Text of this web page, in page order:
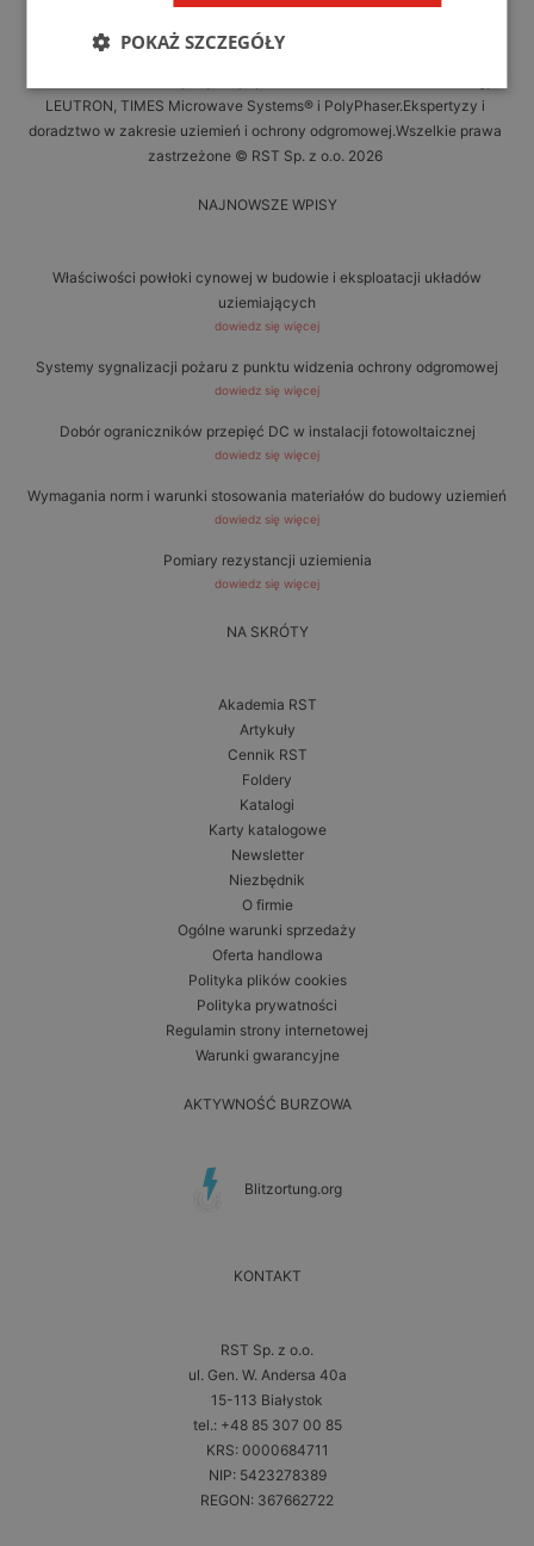
LEUTRON, TIMES Microwave Systems® i PolyPhaser.Ekspertyzy i
doradztwo w zakresie uziemień i ochrony odgromowej.Wszelkie prawa
zastrzeżone © RST Sp. z o.o. 2026
NAJNOWSZE WPISY
Właściwości powłoki cynowej w budowie i eksploatacji układów
uziemiających
dowiedz się więcej
Systemy sygnalizacji pożaru z punktu widzenia ochrony odgromowej
dowiedz się więcej
Dobór ograniczników przepięć DC w instalacji fotowoltaicznej
dowiedz się więcej
Wymagania norm i warunki stosowania materiałów do budowy uziemień
dowiedz się więcej
Pomiary rezystancji uziemienia
dowiedz się więcej
NA SKRÓTY
Akademia RST
Artykuły
Cennik RST
Foldery
Katalogi
Karty katalogowe
Newsletter
Niezbędnik
O firmie
Ogólne warunki sprzedaży
Oferta handlowa
Polityka plików cookies
Polityka prywatności
Regulamin strony internetowej
Warunki gwarancyjne
AKTYWNOŚĆ BURZOWA
Blitzortung.org
KONTAKT
RST Sp. z o.o.
ul. Gen. W. Andersa 40a
15-113 Białystok
tel.: +48 85 307 00 85
KRS: 0000684711
NIP: 5423278389
REGON: 367662722
POKAŻ SZCZEGÓŁY